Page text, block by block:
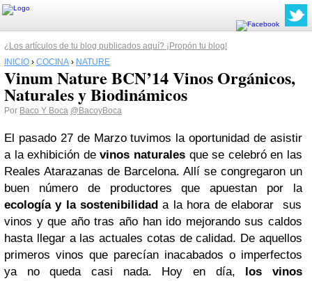
¿Los artículos de tu blog publicados aquí? ¡Propón tu blog!
INICIO › COCINA › NATURE
Vinum Nature BCN’14 Vinos Orgánicos,
Naturales y Biodinámicos
Por Baco Y Boca @BacoyBoca
El pasado 27 de Marzo tuvimos la oportunidad de asistir
a la exhibición devinos naturales que se celebró en las
Reales Atarazanas de Barcelona. Allí se congregaron un
buen número de productores que apuestan por la
ecología y la sostenibilidad a la hora de elaborar sus
vinos y que año tras año han ido mejorando sus caldos
hasta llegar a las actuales cotas de calidad. De aquellos
primeros vinos que parecían inacabados o imperfectos
ya no queda casi nada. Hoy en día, los vinos